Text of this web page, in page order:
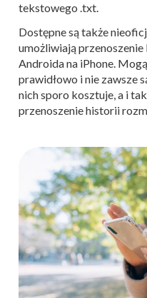
tekstowego .txt.
Dostępne są także
umożliwiają
Androida na iPhone.
prawidłowo i nie zawsze
nich sporo kosztuje, a i
przenoszenie historii